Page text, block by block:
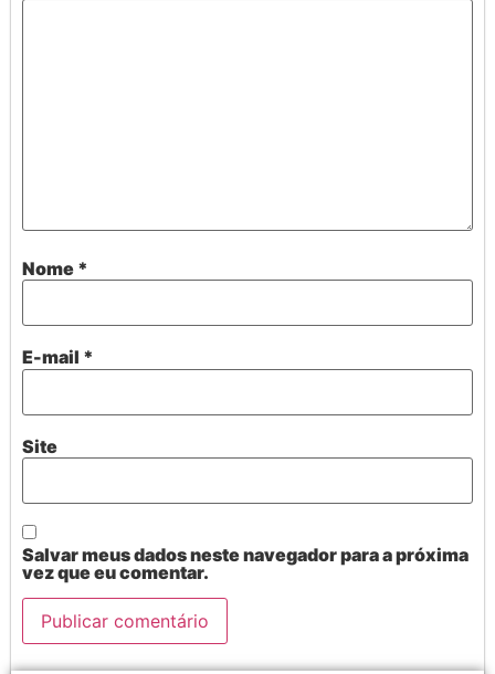
Nome *
E-mail *
Site
Salvar meus dados neste navegador para a próxima
vez que eu comentar.